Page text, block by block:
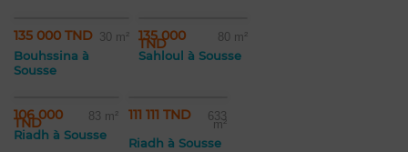
135 000 TND 30 m²
Bouhssina à
Sousse
135 000
TND 80 m²
Sahloul à Sousse
106 000
TND 83 m²
Riadh à Sousse
111 111 TND 633
m²
Riadh à Sousse